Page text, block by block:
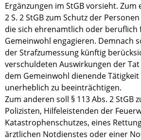
Ergänzungen im StGB vorsieht. Zum
2 S. 2 StGB zum Schutz der
die sich ehrenamtlich oder beruflich
Gemeinwohl engagieren. Demnach
der Strafzumessung künftig
verschuldeten Auswirkungen der
dem Gemeinwohl dienende
unerheblich zu beeinträchtigen.
Zum anderen soll § 113 Abs. 2 StGB
Polizisten, Hilfeleistenden der
Katastrophenschutzes, eines
ärztlichen Notdienstes oder einer